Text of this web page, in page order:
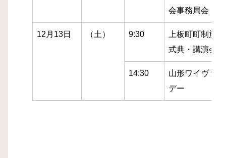
会事務局会
12月13日 （土） 9:30
上板町町制施
式典・講演会
14:30
山形ワイヴァ
デー